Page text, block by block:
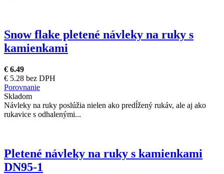
Snow flake pletené návleky na ruky s
kamienkami
€ 6.49
€ 5.28 bez DPH
Porovnanie
Skladom
Návleky na ruky poslúžia nielen ako predĺžený rukáv, ale aj ako
rukavice s odhalenými...
Pletené návleky na ruky s kamienkami
DN95-1